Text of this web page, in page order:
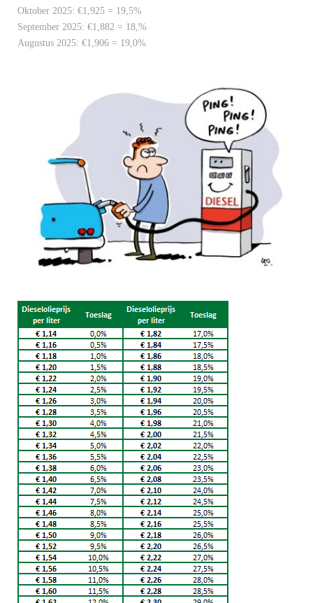
Oktober 2025: €1,925 = 19,5%
September 2025: €1,882 = 18,%
Augustus 2025: €1,906 = 19,0%